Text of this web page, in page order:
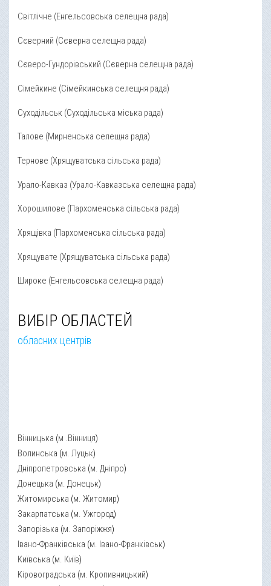
Світлічне (Енгельсовська селещна рада)
Сєверний (Сєверна селещна рада)
Сєверо-Гундорівський (Сєверна селещна рада)
Сімейкине (Сімейкинська селещня рада)
Суходільськ (Суходільська міська рада)
Талове (Мирненська селещна рада)
Тернове (Хрящуватська сільська рада)
Урало-Кавказ (Урало-Кавказська селещна рада)
Хорошилове (Пархоменська сільська рада)
Хрящівка (Пархоменська сільська рада)
Хрящувате (Хрящуватська сільська рада)
Широке (Енгельсовська селещна рада)
ВИБІР ОБЛАСТЕЙ
обласних центрів
Вінницька (м .Вінниця)
Волинська (м. Луцьк)
Дніпропетровська (м. Дніпро)
Донецька (м. Донецьк)
Житомирська (м. Житомир)
Закарпатська (м. Ужгород)
Запорізька (м. Запоріжжя)
Івано-Франківська (м. Івано-Франківськ)
Київська (м. Київ)
Кіровоградська (м. Кропивницький)